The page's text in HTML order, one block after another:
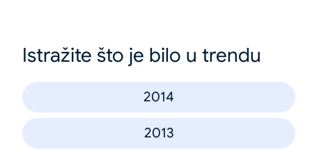
Istražite što je bilo u trendu
2014
2013